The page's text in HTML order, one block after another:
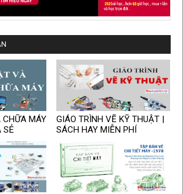
MÁY
SẺ
GIÁO TRÌNH VẼ KỸ THUẬT |
SÁCH HAY MIỄN PHÍ